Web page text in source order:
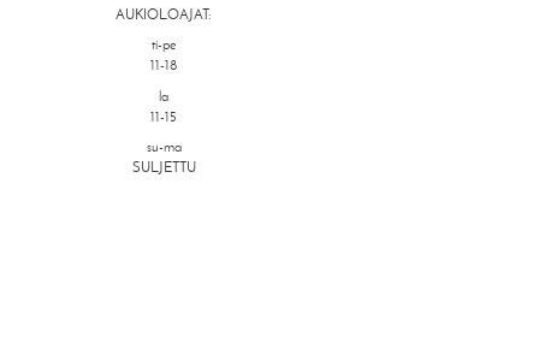
AUKIOLOAJAT:
ti-pe
11-18
la
11-15
su-ma
SULJETTU